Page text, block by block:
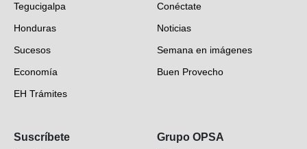
Tegucigalpa
Honduras
Sucesos
Economía
EH Trámites
EH Verifica
Conéctate
Noticias
Semana en imágenes
Buen Provecho
Suscríbete Grupo OPSA